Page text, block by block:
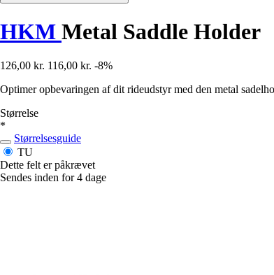
HKM Metal Saddle Holder
126,00 kr. 116,00 kr. -8%
Optimer opbevaringen af dit rideudstyr med den metal
Størrelse
*
Størrelsesguide
TU
Dette felt er påkrævet
Sendes inden for 4 dage